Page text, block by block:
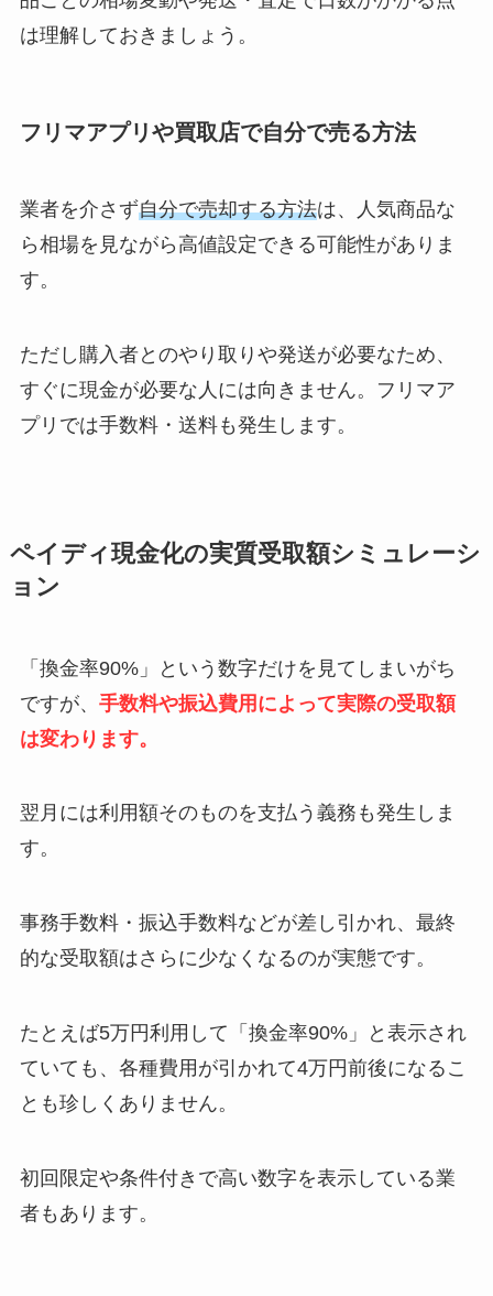
は理解しておきましょう。
フリマアプリや買取店で自分で売る方法
業者を介さず自分で売却する方法は、人気商品な
ら相場を見ながら高値設定できる可能性がありま
す。
ただし購入者とのやり取りや発送が必要なため、
すぐに現金が必要な人には向きません。フリマア
プリでは手数料・送料も発生します。
ペイディ現金化の実質受取額シミュレーシ
ョン
「換金率90%」という数字だけを見てしまいがち
ですが、 手数料や振込費用によって実際の受取額
は変わります。
翌月には利用額そのものを支払う義務も発生しま
す。
事務手数料・振込手数料などが差し引かれ、最終
的な受取額はさらに少なくなるのが実態です。
たとえば5万円利用して「換金率90%」と表示され
ていても、各種費用が引かれて4万円前後になるこ
とも珍しくありません。
初回限定や条件付きで高い数字を表示している業
者もあります。